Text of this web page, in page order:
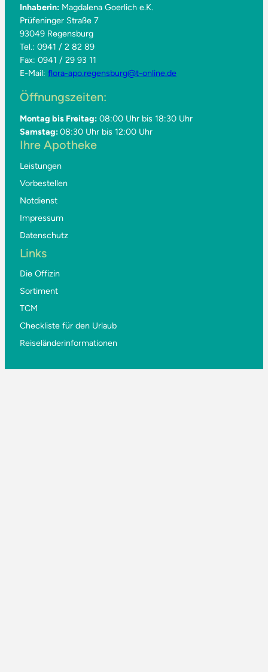
Inhaberin: Magdalena Goerlich e.K.
Prüfeninger Straße 7
93049 Regensburg
Tel.: 0941 / 2 82 89
Fax: 0941 / 29 93 11
E-Mail:flora-apo.regensburg@t-online.de
Öffnungszeiten:
Montag bis Freitag: 08:00 Uhr bis 18:30 Uhr
Samstag:08:30 Uhr bis 12:00 Uhr
Ihre Apotheke
Leistungen
Vorbestellen
Notdienst
Impressum
Datenschutz
Links
Die Offizin
Sortiment
TCM
Checkliste für den Urlaub
Reiseländerinformationen